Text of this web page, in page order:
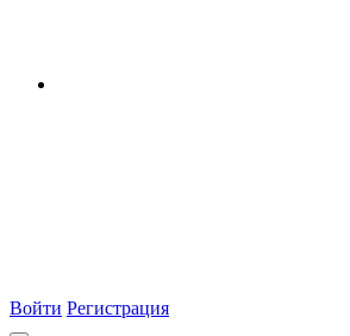
Войти Регистрация